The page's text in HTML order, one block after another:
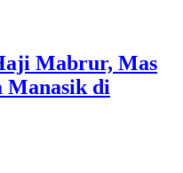
Mabrur, Mas
Manasik di